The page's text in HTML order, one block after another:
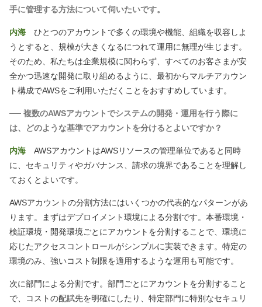
手に管理する方法について伺いたいです。
内海 ひとつのアカウントで多くの環境や機能、組織を収容しよ
うとすると、規模が大きくなるにつれて運用に無理が生じます。
そのため、私たちは企業規模に関わらず、すべてのお客さまが安
全かつ迅速な開発に取り組めるように、最初からマルチアカウン
ト構成でAWSをご利用いただくことをおすすめしています。
── 複数のAWSアカウントでシステムの開発・運用を行う際に
は、どのような基準でアカウントを分けるとよいですか？
内海 AWSアカウントはAWSリソースの管理単位であると同時
に、セキュリティやガバナンス、請求の境界であることを理解し
ておくとよいです。
AWSアカウントの分割方法にはいくつかの代表的なパターンがあ
ります。まずはデプロイメント環境による分割です。本番環境・
検証環境・開発環境ごとにアカウントを分割することで、環境に
応じたアクセスコントロールがシンプルに実装できます。特定の
環境のみ、強いコスト制限を適用するような運用も可能です。
次に部門による分割です。部門ごとにアカウントを分割すること
で、コストの配賦先を明確にしたり、特定部門に特別なセキュリ